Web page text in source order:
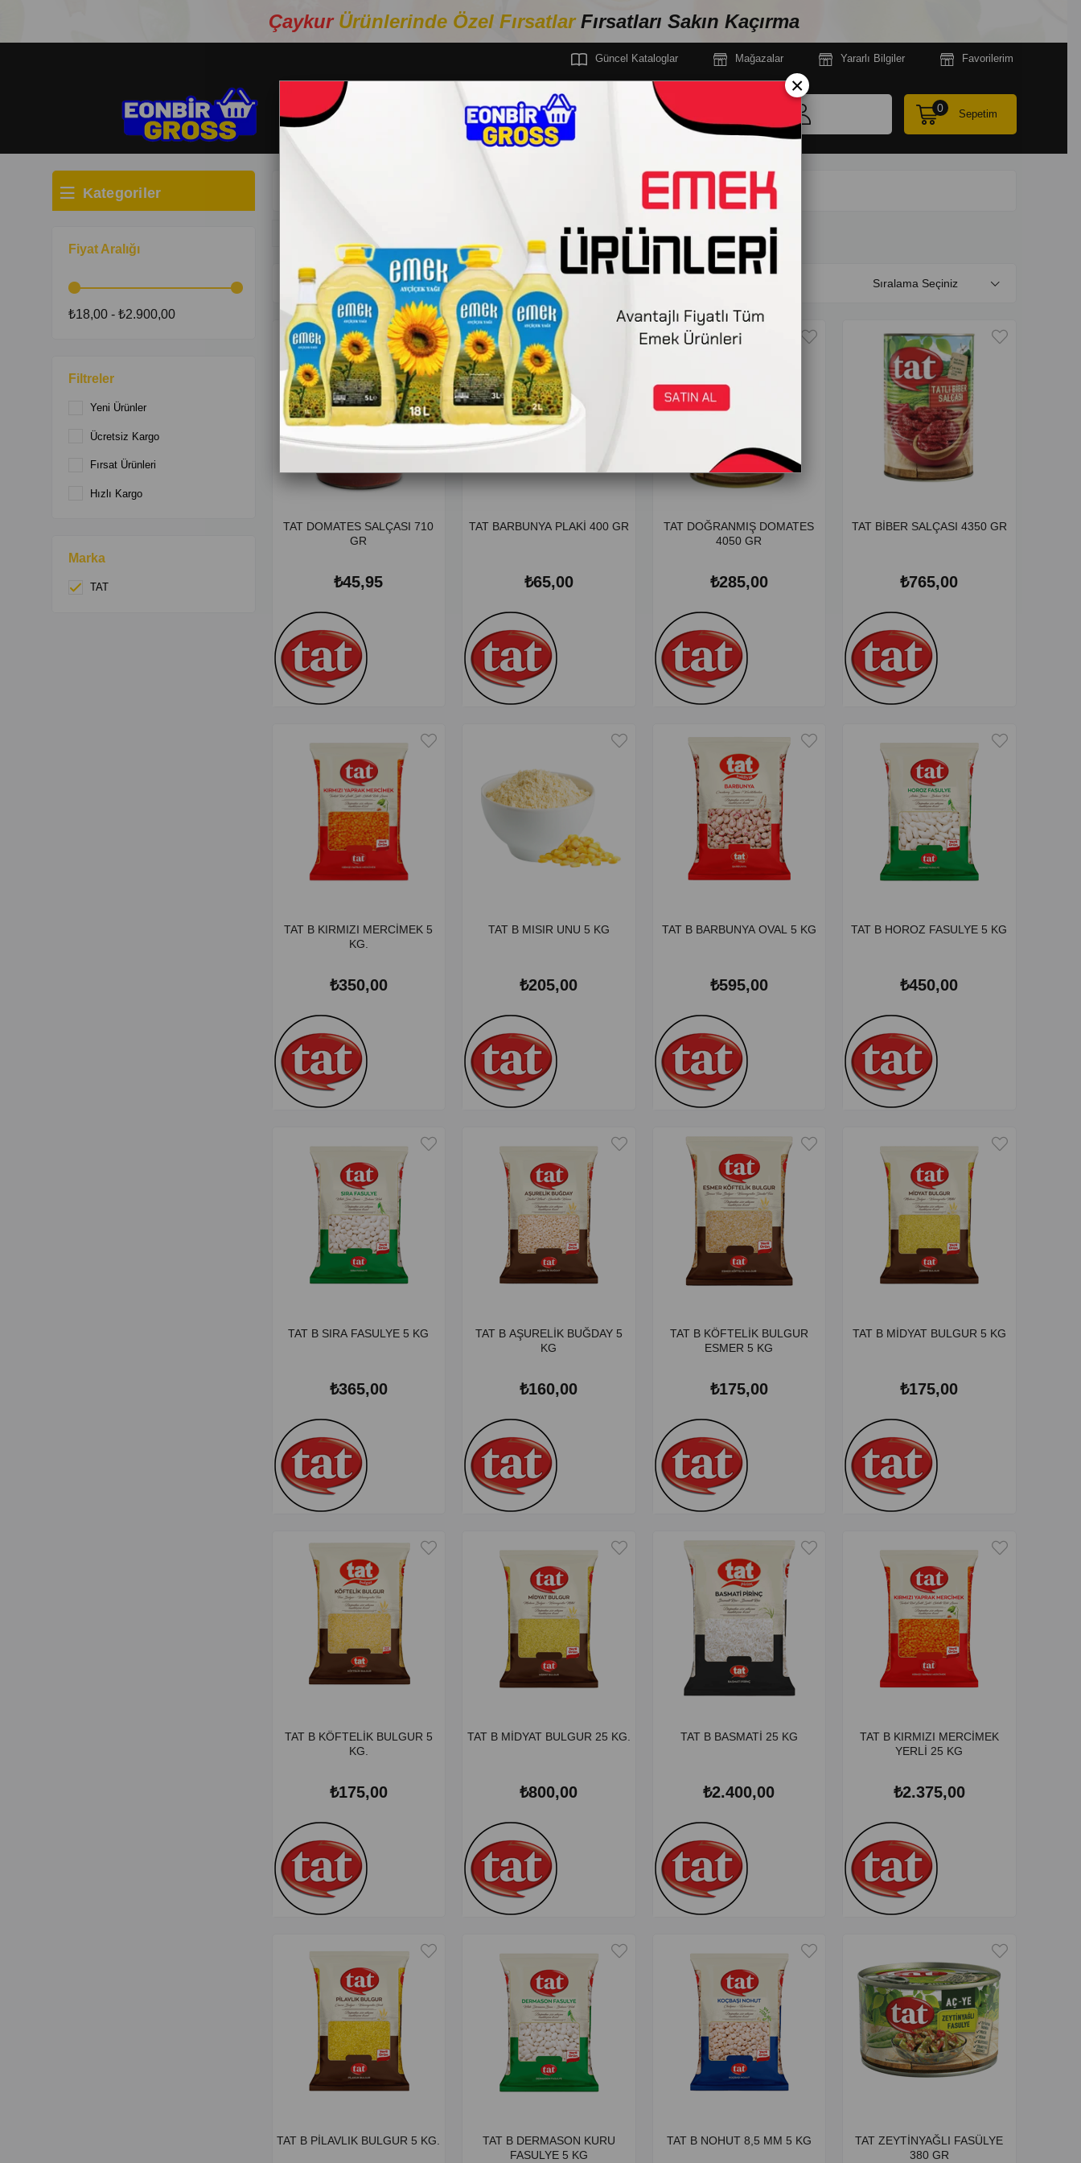
ÇaykurÜrünlerinde Özel Fırsatlar Fırsatları Sakın Kaçırma
Güncel Kataloglar Mağazalar Yararlı Bilgiler Favorilerim
Sepetim
0
Kategoriler
Fiyat Aralığı
₺18,00 - ₺2.900,00
Filtreler
Yeni Ürünler
Ücretsiz Kargo
Fırsat Ürünleri
Hızlı Kargo
Marka
TAT
Filtrelemeyi Kaldır
Stoktakiler
107 Ürün
TAT DOMATES SALÇASI 710
GR
₺45,95
TAT BARBUNYA PLAKİ 400 GR
₺65,00
TAT DOĞRANMIŞ DOMATES
4050 GR
₺285,00
TAT BİBER SALÇASI 4350 GR
₺765,00
TAT B KIRMIZI MERCİMEK 5
KG.
₺350,00
TAT B MISIR UNU 5 KG
₺205,00
TAT B BARBUNYA OVAL 5 KG
₺595,00
TAT B HOROZ FASULYE 5 KG
₺450,00
TAT B SIRA FASULYE 5 KG
₺365,00
TAT B AŞURELİK BUĞDAY 5
KG
₺160,00
TAT B KÖFTELİK BULGUR
ESMER 5 KG
₺175,00
TAT B MİDYAT BULGUR 5 KG
₺175,00
TAT B KÖFTELİK BULGUR 5
KG.
₺175,00
TAT B MİDYAT BULGUR 25 KG.
₺800,00
TAT B BASMATİ 25 KG
₺2.400,00
TAT B KIRMIZI MERCİMEK
YERLİ 25 KG
₺2.375,00
TAT B PİLAVLIK BULGUR 5 KG.
TAT B DERMASON KURU
FASULYE 5 KG
TAT B NOHUT 8,5 MM 5 KG
TAT ZEYTİNYAĞLI FASÜLYE
380 GR
×